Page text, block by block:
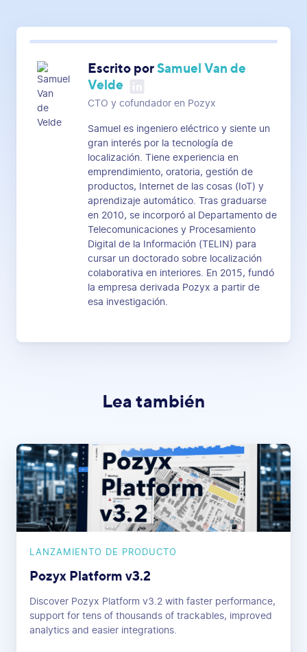
Escrito porSamuel Van de
Velde
CTO y cofundador en Pozyx
Samuel es ingeniero eléctrico y siente un
gran interés por la tecnología de
localización. Tiene experiencia en
emprendimiento, oratoria, gestión de
productos, Internet de las cosas (IoT) y
aprendizaje automático. Tras graduarse
en 2010, se incorporó al Departamento de
Telecomunicaciones y Procesamiento
Digital de la Información (TELIN) para
cursar un doctorado sobre localización
colaborativa en interiores. En 2015, fundó
la empresa derivada Pozyx a partir de
esa investigación.
Lea también
LANZAMIENTO DE PRODUCTO
Pozyx Platform v3.2
Discover Pozyx Platform v3.2 with faster performance,
support for tens of thousands of trackables, improved
analytics and easier integrations.